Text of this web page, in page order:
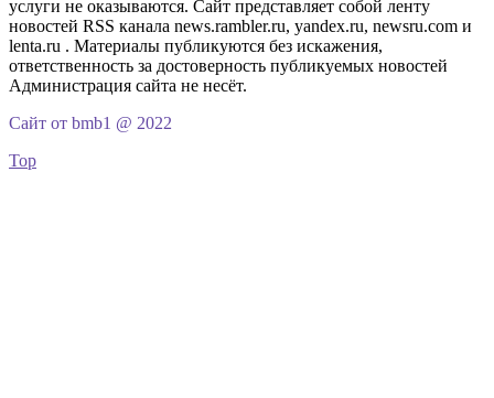
услуги не оказываются. Сайт представляет собой ленту
новостей RSS канала news.rambler.ru, yandex.ru, newsru.com и
lenta.ru . Материалы публикуются без искажения,
ответственность за достоверность публикуемых новостей
Администрация сайта не несёт.
Сайт от bmb1 @ 2022
Top